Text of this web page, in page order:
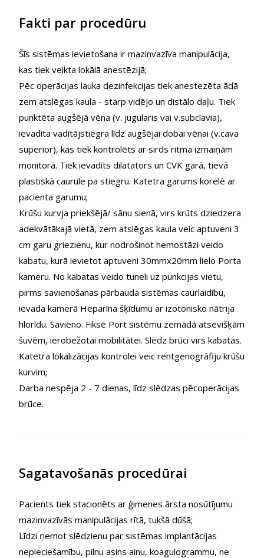
Fakti par procedūru
Šīs sistēmas ievietošana ir mazinvazīva manipulācija,
kas tiek veikta lokālā anestēzijā;
Pēc operācijas lauka dezinfekcijas tiek anestezēta ādā
zem atslēgas kaula - starp vidējo un distālo daļu. Tiek
punktēta augšējā vēna (v. jugularis vai v.subclavia),
ievadīta vadītājstiegra līdz augšējai dobai vēnai (v.cava
superior), kas tiek kontrolēts ar sirds ritma izmaiņām
monitorā. Tiek ievadīts dilatators un CVK garā, tievā
plastiskā caurule pa stiegru. Katetra garums korelē ar
pacienta garumu;
Krūšu kurvja priekšējā/ sānu sienā, virs krūts dziedzera
adekvātākajā vietā, zem atslēgas kaula veic aptuveni 3
cm garu griezienu, kur nodrošinot hemostāzi veido
kabatu, kurā ievietot aptuveni 30mmx20mm lielo Porta
kameru. No kabatas veido tuneli uz punkcijas vietu,
pirms savienošanas pārbauda sistēmas caurlaidību,
ievada kamerā Heparīna šķīdumu ar izotonisko nātrija
hlorīdu. Savieno. Fiksē Port sistēmu zemādā atsevišķām
šuvēm, ierobežotai mobilitātei. Slēdz brūci virs kabatas.
Katetra lokalizācijas kontrolei veic rentgenogrāfiju krūšu
kurvim;
Darba nespēja 2 - 7 dienas, līdz slēdzas pēcoperācijas
brūce.
Sagatavošanās procedūrai
Pacients tiek stacionēts ar ģimenes ārsta nosūtījumu
mazinvazīvās manipulācijas rītā, tukšā dūšā;
Līdzi ņemot slēdzienu par sistēmas implantācijas
nepieciešamību, pilnu asins ainu, koagulogrammu, ne